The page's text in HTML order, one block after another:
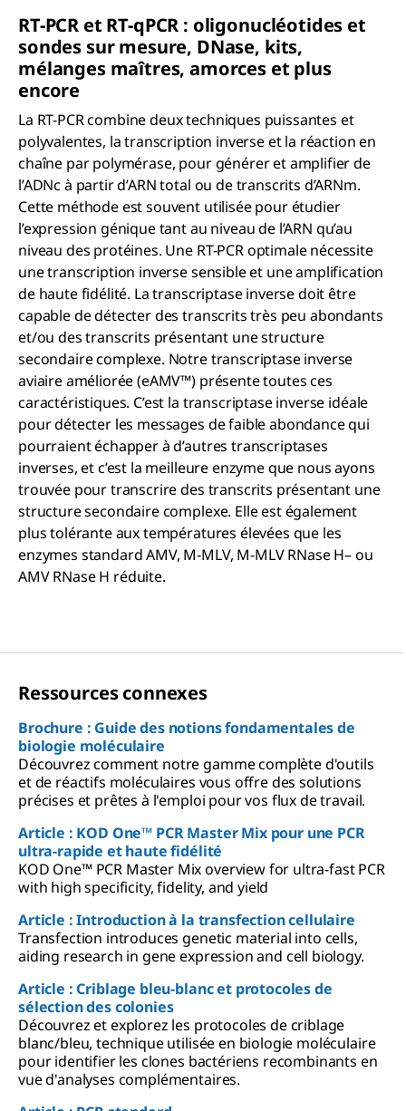
RT-PCR et RT-qPCR : oligonucléotides et
sondes sur mesure, DNase, kits,
mélanges maîtres, amorces et plus
encore
La RT-PCR combine deux techniques puissantes et
polyvalentes, la transcription inverse et la réaction en
chaîne par polymérase, pour générer et amplifier de
l’ADNc à partir d’ARN total ou de transcrits d’ARNm.
Cette méthode est souvent utilisée pour étudier
l’expression génique tant au niveau de l’ARN qu’au
niveau des protéines. Une RT-PCR optimale nécessite
une transcription inverse sensible et une amplification
de haute fidélité. La transcriptase inverse doit être
capable de détecter des transcrits très peu abondants
et/ou des transcrits présentant une structure
secondaire complexe. Notre transcriptase inverse
aviaire améliorée (eAMV™) présente toutes ces
caractéristiques. C’est la transcriptase inverse idéale
pour détecter les messages de faible abondance qui
pourraient échapper à d’autres transcriptases
inverses, et c’est la meilleure enzyme que nous ayons
trouvée pour transcrire des transcrits présentant une
structure secondaire complexe. Elle est également
plus tolérante aux températures élevées que les
enzymes standard AMV, M-MLV, M-MLV RNase H– ou
AMV RNase H réduite.
Ressources connexes
Brochure : Guide des notions fondamentales de
biologie moléculaire
Découvrez comment notre gamme complète d'outils
et de réactifs moléculaires vous offre des solutions
précises et prêtes à l'emploi pour vos flux de travail.
Article : KOD One™ PCR Master Mix pour une PCR
ultra-rapide et haute fidélité
KOD One™ PCR Master Mix overview for ultra-fast PCR
with high specificity, fidelity, and yield
Article : Introduction à la transfection cellulaire
Transfection introduces genetic material into cells,
aiding research in gene expression and cell biology.
Article : Criblage bleu-blanc et protocoles de
sélection des colonies
Découvrez et explorez les protocoles de criblage
blanc/bleu, technique utilisée en biologie moléculaire
pour identifier les clones bactériens recombinants en
vue d'analyses complémentaires.